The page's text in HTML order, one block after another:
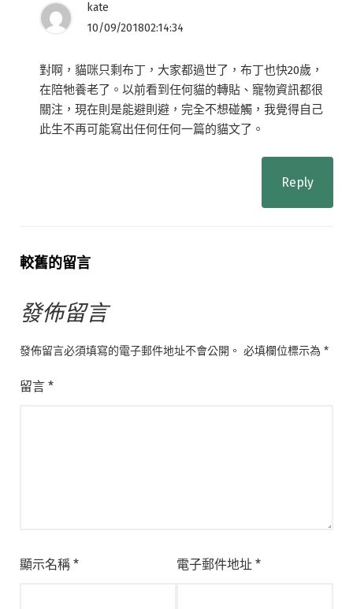
kate
10/09/201802:14:34
對啊，貓咪只剩布丁，大家都過世了，布丁也快20歲，
在陪牠養老了。以前看到任何貓的轉貼、寵物資訊都很
關注，現在則是能避則避，完全不想碰觸，我覺得自己
此生不再可能寫出任何任何一篇的貓文了。
Reply
留
言
導
覽
較舊的留言
發佈留言
發佈留言必須填寫的電子郵件地址不會公開。 必填欄位標示為 *
留言 *
顯示名稱 * 電子郵件地址 *